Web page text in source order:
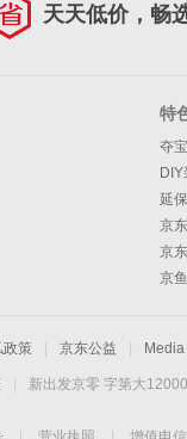
天天低价，畅
特
夺
延
京
京
京
政策 京东公益 Media
新出发京零 字第大